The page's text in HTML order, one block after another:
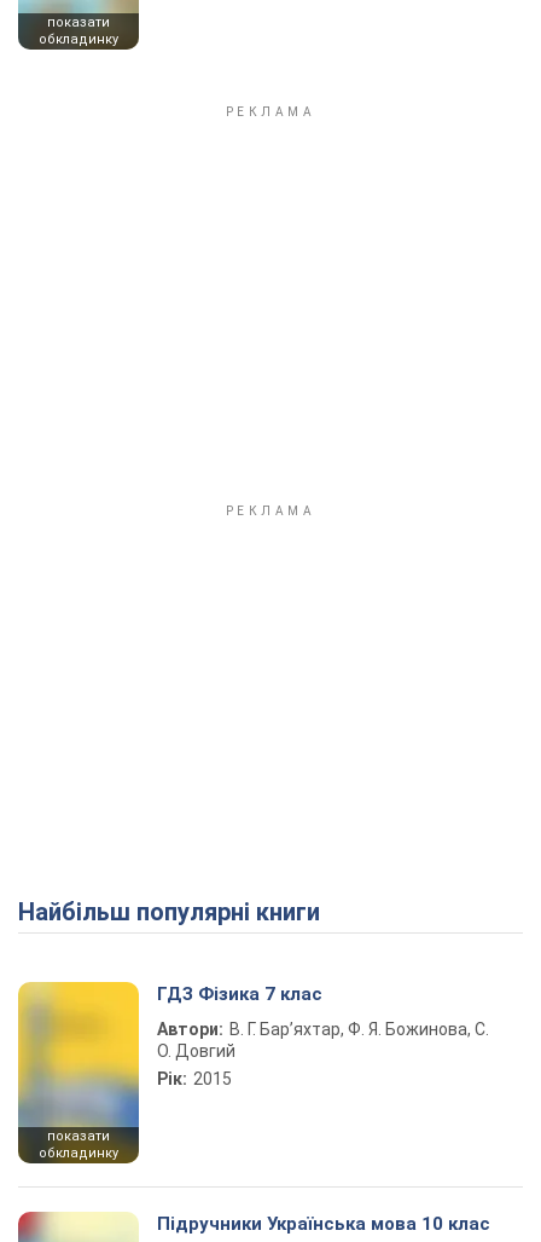
показати
обкладинку
Найбільш популярні книги
показати
обкладинку
ГДЗ Фізика 7 клас
Автори: В. Г. Бар’яхтар, Ф. Я. Божинова, С.
О. Довгий
Рік: 2015
Підручники Українська мова 10 клас